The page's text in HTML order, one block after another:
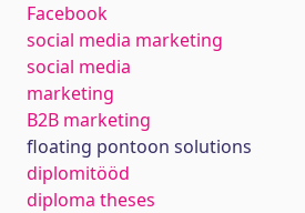
Facebook
social media marketing
social media
marketing
B2B marketing
floating pontoon solutions
diplomitööd
diploma theses